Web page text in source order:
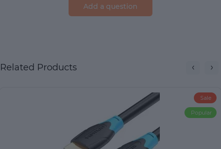
Add a question
Related Products
Sale
Popular